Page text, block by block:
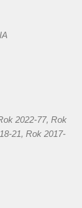
2022-77, Rok
21, Rok 2017-